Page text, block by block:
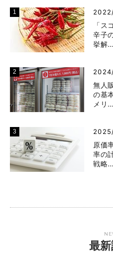
「ス
辛子
挙解…
無人
の基
メリ…
原価
率の
戦略…
最